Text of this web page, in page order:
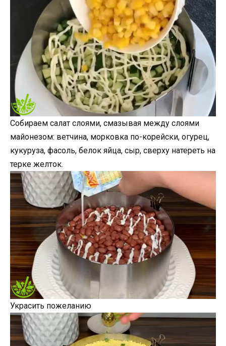
Собираем салат слоями, смазывая между слоями
майонезом: ветчина, морковка по-корейски, огурец,
кукуруза, фасоль, белок яйца, сыр, сверху натереть на
терке желток.
Украсить пожеланию